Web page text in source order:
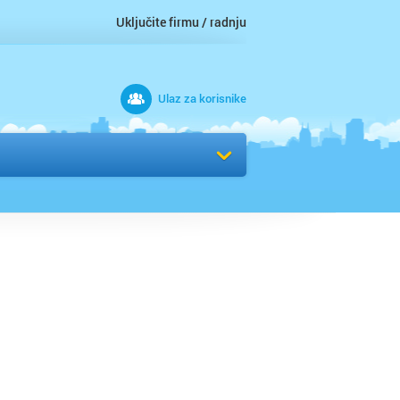
Uključite firmu / radnju
Ulaz za korisnike